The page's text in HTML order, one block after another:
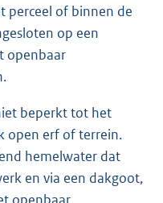
perceel of binnen de
op een
openbaar
beperkt tot het
open erf of terrein.
hemelwater dat
en via een dakgoot,